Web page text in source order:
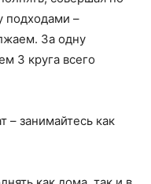
подходами –
За одну
3 круга всего
– занимайтесь как